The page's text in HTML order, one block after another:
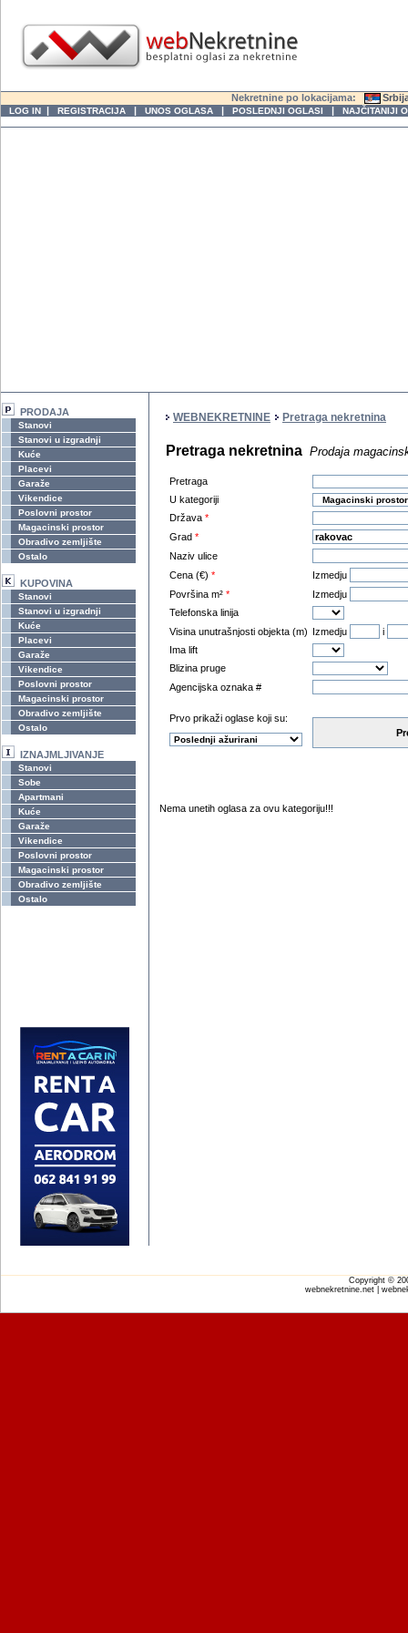
Nekretnine po lokacijama:
LOG IN | REGISTRACIJA | UNOS OGLASA | POSLEDNJI OGLASI | NAJČITANIJI
PRODAJA
Stanovi
Stanovi u izgradnji
Kuće
Placevi
Garaže
Vikendice
Poslovni prostor
Magacinski prostor
Obradivo zemljište
Ostalo
KUPOVINA
Stanovi
Stanovi u izgradnji
Kuće
Placevi
Garaže
Vikendice
Poslovni prostor
Magacinski prostor
Obradivo zemljište
Ostalo
IZNAJMLJIVANJE
Stanovi
Sobe
Apartmani
Kuće
Garaže
Vikendice
Poslovni prostor
Magacinski prostor
Obradivo zemljište
Ostalo
WEBNEKRETNINE Pretraga nekretnina
Pretraga nekretnina Prodaja
Pretraga
U kategoriji
Država *
Grad *
Naziv ulice
Cena (€) *
Izmedju
Površina m² *
Izmedju
Telefonska linija
Visina unutrašnjosti objekta (m)
Izmedju
i
Ima lift
Blizina pruge
Agencijska oznaka #
Prvo prikaži oglase koji su:
Nema unetih oglasa za ovu kategoriju!!!
Copyright ©
webnekretnine.net |